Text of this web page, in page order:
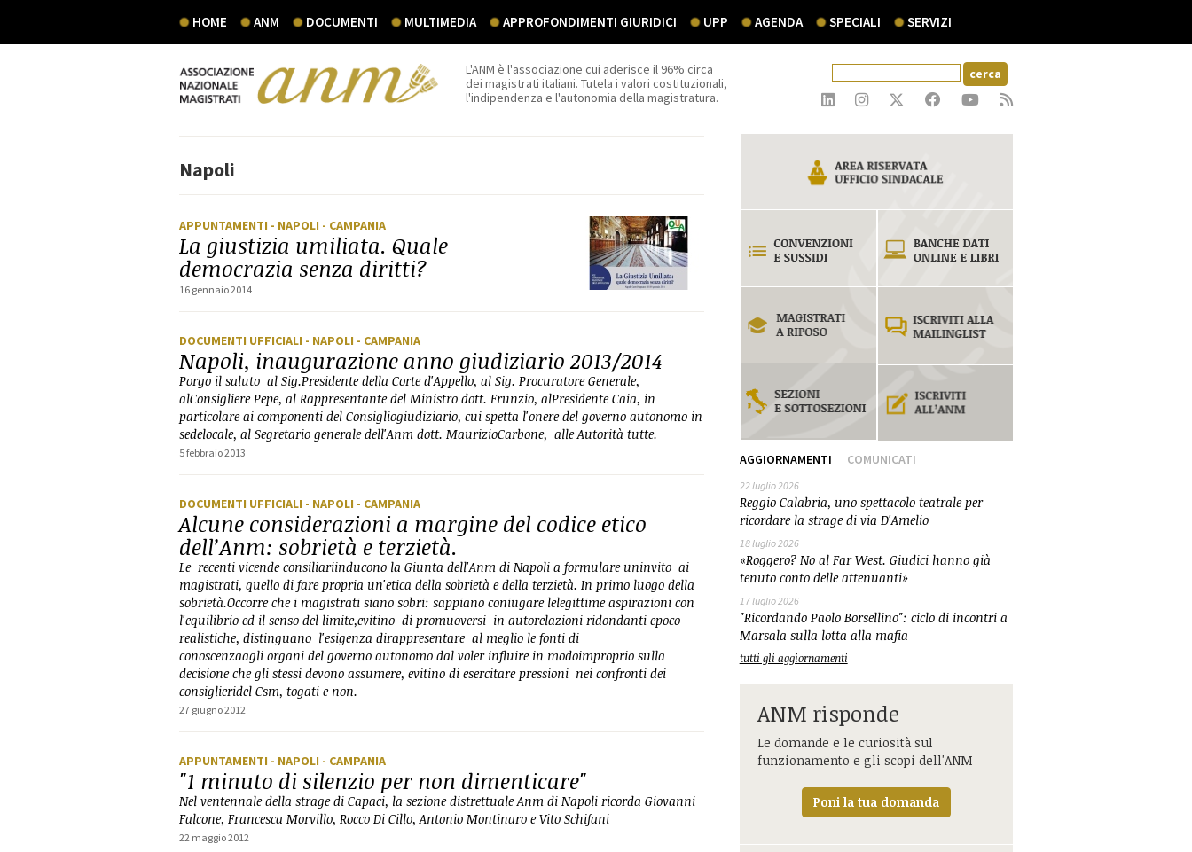
HOME ANM DOCUMENTI MULTIMEDIA APPROFONDIMENTI GIURIDICI UPP AGENDA SPECIALI SERVIZI
L'ANM è l'associazione cui aderisce il 96% circa
dei magistrati italiani. Tutela i valori costituzionali,
l'indipendenza e l'autonomia della magistratura.
Napoli
APPUNTAMENTI - NAPOLI - CAMPANIA
La giustizia umiliata. Quale
democrazia senza diritti?
16 gennaio 2014
DOCUMENTI UFFICIALI - NAPOLI - CAMPANIA
Napoli, inaugurazione anno giudiziario 2013/2014
Porgo il saluto al Sig.Presidente della Corte d'Appello, al Sig. Procuratore Generale,
alConsigliere Pepe, al Rappresentante del Ministro dott. Frunzio, alPresidente Caia, in
particolare ai componenti del Consigliogiudiziario, cui spetta l'onere del governo autonomo in
sedelocale, al Segretario generale dell'Anm dott. MaurizioCarbone, alle Autorità tutte.
5 febbraio 2013
DOCUMENTI UFFICIALI - NAPOLI - CAMPANIA
Alcune considerazioni a margine del codice etico
dell’Anm: sobrietà e terzietà.
Le recenti vicende consiliariinducono la Giunta dell'Anm di Napoli a formulare uninvito ai
magistrati, quello di fare propria un'etica della sobrietà e della terzietà. In primo luogo della
sobrietà.Occorre che i magistrati siano sobri: sappiano coniugare lelegittime aspirazioni con
l'equilibrio ed il senso del limite,evitino di promuoversi in autorelazioni ridondanti epoco
realistiche, distinguano l'esigenza dirappresentare al meglio le fonti di
conoscenzaagli organi del governo autonomo dal voler influire in modoimproprio sulla
decisione che gli stessi devono assumere, evitino di esercitare pressioni nei confronti dei
consiglieridel Csm, togati e non.
27 giugno 2012
APPUNTAMENTI - NAPOLI - CAMPANIA
"1 minuto di silenzio per non dimenticare"
Nel ventennale della strage di Capaci, la sezione distrettuale Anm di Napoli ricorda Giovanni
Falcone, Francesca Morvillo, Rocco Di Cillo, Antonio Montinaro e Vito Schifani
22 maggio 2012
AGGIORNAMENTI COMUNICATI
22 luglio 2026
Reggio Calabria, uno spettacolo teatrale per
ricordare la strage di via D'Amelio
18 luglio 2026
«Roggero? No al Far West. Giudici hanno già
tenuto conto delle attenuanti»
17 luglio 2026
"Ricordando Paolo Borsellino": ciclo di incontri a
Marsala sulla lotta alla mafia
tutti gli aggiornamenti
ANM risponde
Le domande e le curiosità sul
funzionamento e gli scopi dell'ANM
Poni la tua domanda